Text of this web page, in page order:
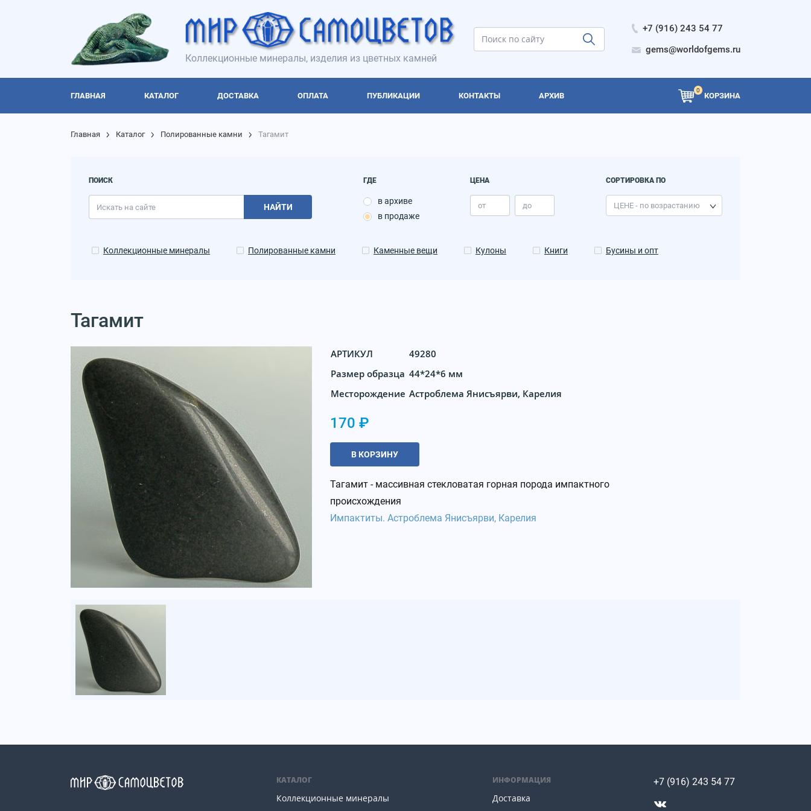
Коллекционные минералы, изделия из цветных камней
+7 (916) 243 54 77
gems@worldofgems.ru
ГЛАВНАЯ КАТАЛОГ ДОСТАВКА ОПЛАТА ПУБЛИКАЦИИ КОНТАКТЫ АРХИВ
0
КОРЗИНА
Главная Каталог Полированные камни Тагамит
ПОИСК
НАЙТИ
ГДЕ
в архиве
в продаже
ЦЕНА СОРТИРОВКА ПО
Коллекционные минералы Полированные камни Каменные вещи Кулоны Книги Бусины и опт
Тагамит
АРТИКУЛ
49280
Размер образца 44*24*6 мм
Месторождение Астроблема Янисъярви, Карелия
170 ₽
В КОРЗИНУ
Тагамит - массивная стекловатая горная порода импактного
происхождения
Импактиты. Астроблема Янисъярви, Карелия
КАТАЛОГ
Коллекционные минералы
ИНФОРМАЦИЯ
Доставка
+7 (916) 243 54 77